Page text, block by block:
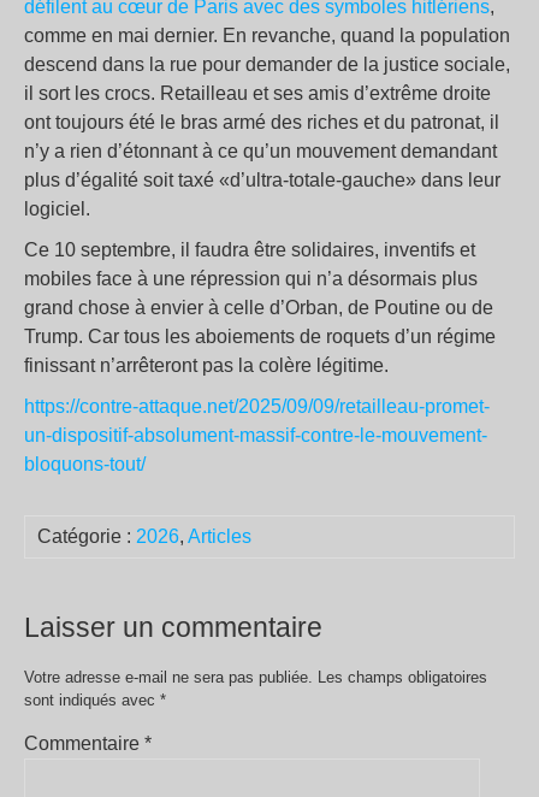
défilent au cœur de Paris avec des symboles hitlériens,
comme en mai dernier. En revanche, quand la population
descend dans la rue pour demander de la justice sociale,
il sort les crocs. Retailleau et ses amis d’extrême droite
ont toujours été le bras armé des riches et du patronat, il
n’y a rien d’étonnant à ce qu’un mouvement demandant
plus d’égalité soit taxé «d’ultra-totale-gauche» dans leur
logiciel.
Ce 10 septembre, il faudra être solidaires, inventifs et
mobiles face à une répression qui n’a désormais plus
grand chose à envier à celle d’Orban, de Poutine ou de
Trump. Car tous les aboiements de roquets d’un régime
finissant n’arrêteront pas la colère légitime.
https://contre-attaque.net/2025/09/09/retailleau-promet-
un-dispositif-absolument-massif-contre-le-mouvement-
bloquons-tout/
Catégorie : 2026, Articles
Laisser un commentaire
Votre adresse e-mail ne sera pas publiée. Les champs obligatoires
sont indiqués avec *
Commentaire *